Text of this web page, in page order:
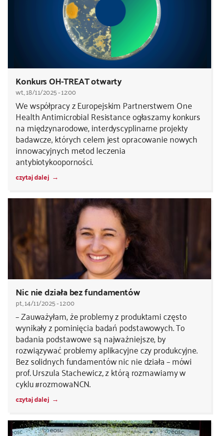
Konkurs OH-TREAT otwarty
wt., 18/11/2025 - 12:00
We współpracy z Europejskim Partnerstwem One
Health Antimicrobial Resistance ogłaszamy konkurs
na międzynarodowe, interdyscyplinarne projekty
badawcze, których celem jest opracowanie nowych
innowacyjnych metod leczenia
antybiotykooporności.
czytaj dalej
Nic nie działa bez fundamentów
pt., 14/11/2025 - 12:00
– Zauważyłam, że problemy z produktami często
wynikały z pominięcia badań podstawowych. To
badania podstawowe są najważniejsze, by
rozwiązywać problemy aplikacyjne czy produkcyjne.
Bez solidnych fundamentów nic nie działa – mówi
prof. Urszula Stachewicz, z którą rozmawiamy w
cyklu #rozmowaNCN.
czytaj dalej